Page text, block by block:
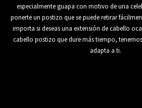
especialmente guapa con motivo de una
ponerte un postizo que se puede retirar
importa si deseas una extensión de cabello
cabello postizo que dure más tiempo,
adapta a ti.